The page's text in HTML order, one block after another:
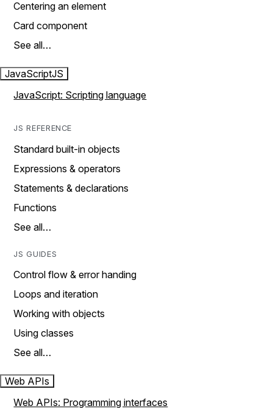
Centering an element
Card component
See all…
JavaScriptJS
JavaScript: Scripting language
JS REFERENCE
Standard built-in objects
Expressions & operators
Statements & declarations
Functions
See all…
JS GUIDES
Control flow & error handing
Loops and iteration
Working with objects
Using classes
See all…
Web APIs
Web APIs: Programming interfaces